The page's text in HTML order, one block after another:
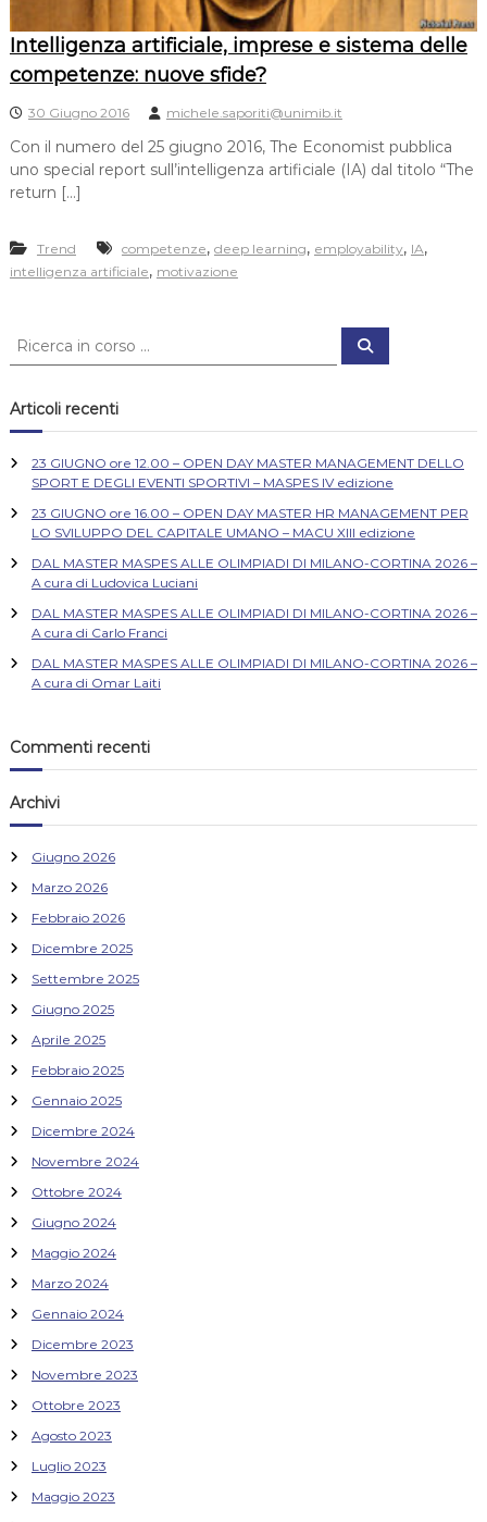
Intelligenza artificiale, imprese e sistema delle
competenze: nuove sfide?
30 Giugno 2016 michele.saporiti@unimib.it
Con il numero del 25 giugno 2016, The Economist pubblica
uno special report sull’intelligenza artificiale (IA) dal titolo “The
return […]
Trend competenze, deep learning, employability, IA,
intelligenza artificiale, motivazione
C
c
a
C
Articoli recenti
23 GIUGNO ore 12.00 – OPEN DAY MASTER MANAGEMENT DELLO
SPORT E DEGLI EVENTI SPORTIVI – MASPES IV edizione
23 GIUGNO ore 16.00 – OPEN DAY MASTER HR MANAGEMENT PER
LO SVILUPPO DEL CAPITALE UMANO – MACU XIII edizione
DAL MASTER MASPES ALLE OLIMPIADI DI MILANO-CORTINA 2026 –
A cura di Ludovica Luciani
DAL MASTER MASPES ALLE OLIMPIADI DI MILANO-CORTINA 2026 –
A cura di Carlo Franci
DAL MASTER MASPES ALLE OLIMPIADI DI MILANO-CORTINA 2026 –
A cura di Omar Laiti
Commenti recenti
Archivi
Giugno 2026
Marzo 2026
Febbraio 2026
Dicembre 2025
Settembre 2025
Giugno 2025
Aprile 2025
Febbraio 2025
Gennaio 2025
Dicembre 2024
Novembre 2024
Ottobre 2024
Giugno 2024
Maggio 2024
Marzo 2024
Gennaio 2024
Dicembre 2023
Novembre 2023
Ottobre 2023
Agosto 2023
Luglio 2023
Maggio 2023